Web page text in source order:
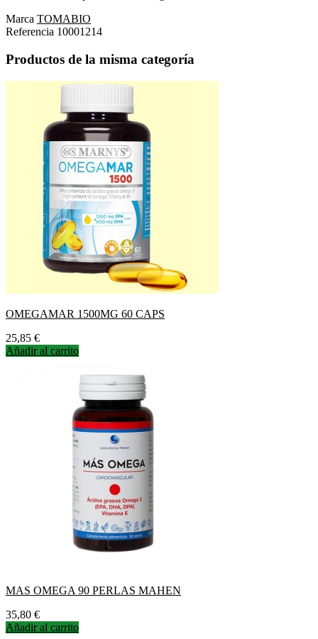
Marca TOMABIO
Referencia 10001214
Productos de la misma categoría
OMEGAMAR 1500MG 60 CAPS
Precio
25,85 €
Añadir al carrito
MAS OMEGA 90 PERLAS MAHEN
Precio
35,80 €
Añadir al carrito